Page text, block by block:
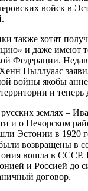
войск в
также хотят
и даже имеют
Федерации.
Пыллуаас
войны якобы
и
землях –
и о Печорском
Эстонии в 1920
возвращены в
вошла в СССР.
и Россией до
договор.